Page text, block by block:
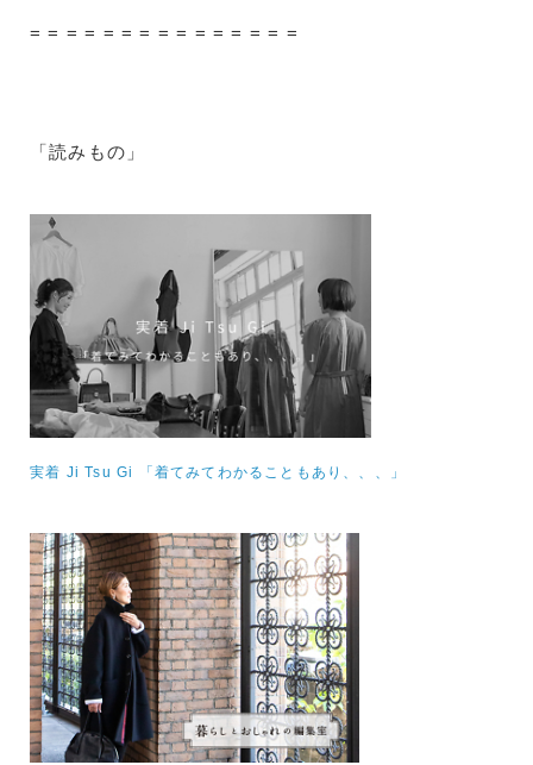
= = = = = = = = = = = = = = =
「読みもの」
実着 Ji Tsu Gi 「着てみてわかることもあり、、、」